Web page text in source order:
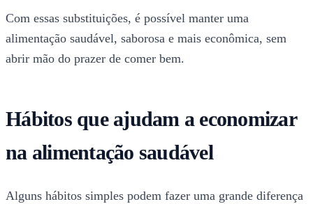
Com essas substituições, é possível manter uma
alimentação saudável, saborosa e mais econômica, sem
abrir mão do prazer de comer bem.
Hábitos que ajudam a economizar
na alimentação saudável
Alguns hábitos simples podem fazer uma grande diferença